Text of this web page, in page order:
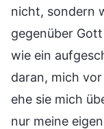
nicht, sondern
gegenüber
wie ein
daran, mich
ehe sie mich
nur meine